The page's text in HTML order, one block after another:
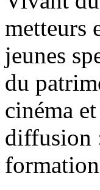
metteurs
jeunes
du
cinéma
diffusion